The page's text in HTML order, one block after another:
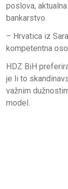
poslova,
bankarstvo.
– Hrvatica iz
kompetentna
HDZ BiH
je li to
važnim
model.